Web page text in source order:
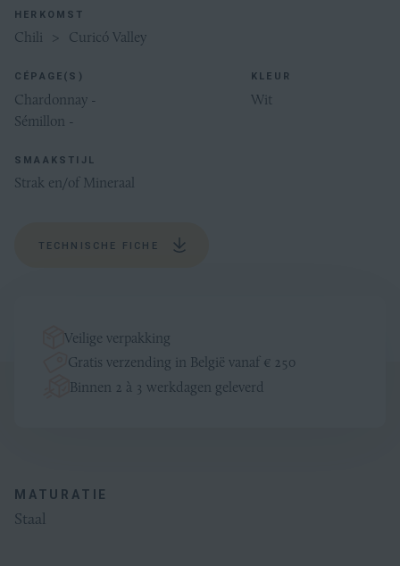
HERKOMST
Chili > Curicó Valley
CÉPAGE(S)
Chardonnay -
Sémillon -
KLEUR
Wit
SMAAKSTIJL
Strak en/of Mineraal
TECHNISCHE FICHE
Veilige verpakking
Gratis verzending in België vanaf € 250
Binnen 2 à 3 werkdagen geleverd
Productinformatie
Algemeen
MATURATIE
Staal